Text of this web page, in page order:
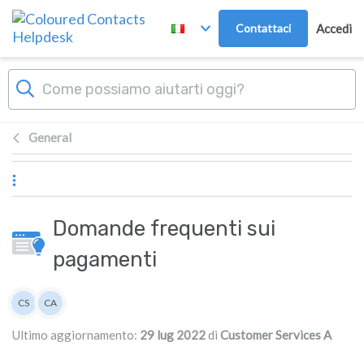
Passa al contenuto principale
Contattaci Accedi
General
Domande frequenti sui
pagamenti
Elenco degli autori
CS CA
Ultimo aggiornamento: 29 lug 2022di Customer Services A